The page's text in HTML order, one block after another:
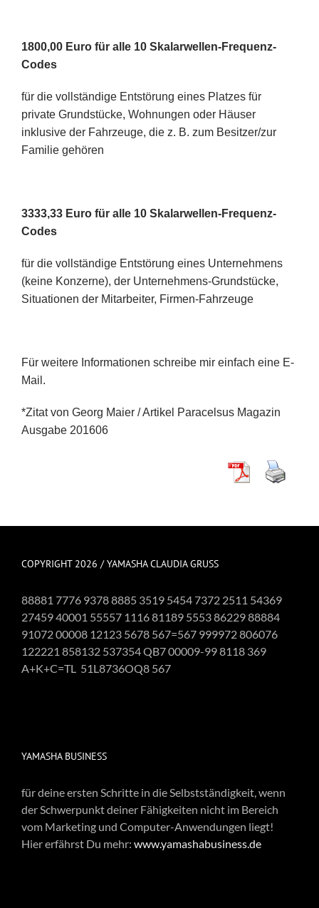
1800,00 Euro für alle 10 Skalarwellen-Frequenz-
Codes
für die vollständige Entstörung eines Platzes für
private Grundstücke, Wohnungen oder Häuser
inklusive der Fahrzeuge, die z. B. zum Besitzer/zur
Familie gehören
3333,33 Euro für alle 10 Skalarwellen-Frequenz-
Codes
für die vollständige Entstörung eines Unternehmens
(keine Konzerne), der Unternehmens-Grundstücke,
Situationen der Mitarbeiter, Firmen-Fahrzeuge
Für weitere Informationen schreibe mir einfach eine E-
Mail.
*Zitat von Georg Maier / Artikel Paracelsus Magazin
Ausgabe 201606
COPYRIGHT 2026 / YAMASHA CLAUDIA GRUSS
88881 7776 9378 8885 3519 5454 7372 2511 54369
27459 40001 55557 1116 81189 5553 86229 88884
91072 00008 12123 5678 567=567 999972 806076
122221 858132 537354 QB7 00009-99 8118 369
A+K+C=TL 51L8736OQ8 567
YAMASHA BUSINESS
für deine ersten Schritte in die Selbstständigkeit, wenn
der Schwerpunkt deiner Fähigkeiten nicht im Bereich
vom Marketing und Computer-Anwendungen liegt!
Hier erfährst Du mehr: www.yamashabusiness.de